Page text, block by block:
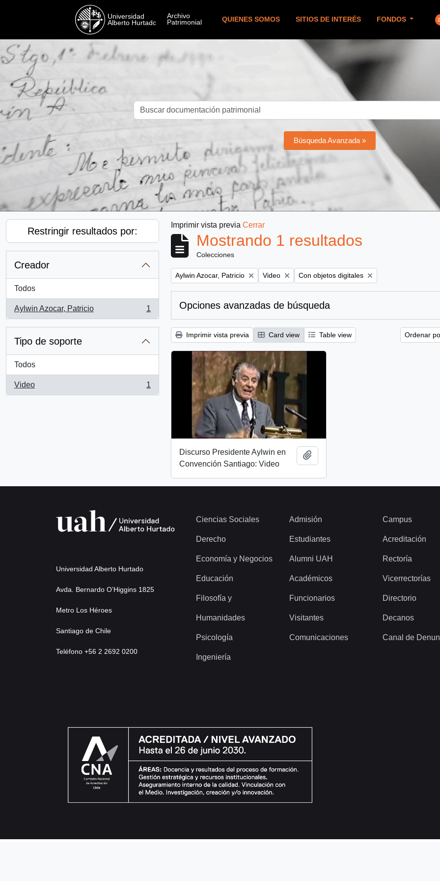
QUIENES SOMOS SITIOS DE INTERÉS FONDOS
Búsqueda Avanzada »
Restringir resultados por:
Creador
Todos
Aylwin Azocar, Patricio
, 1 resultados
1
Tipo de soporte
Todos
Video
, 1 resultados
1
Imprimir vista previa Cerrar
Mostrando 1 resultados
Colecciones
Remove filter:
Aylwin Azocar, Patricio Remove filter:
Video Remove filter:
Con objetos digitales
Opciones avanzadas de búsqueda
Imprimir vista previa Card view Table view Ordenar
Discurso Presidente Aylwin en
Convención Santiago: Video
Universidad Alberto Hurtado
Avda. Bernardo O’Higgins 1825
Metro Los Héroes
Santiago de Chile
Teléfono +56 2 2692 0200
Ciencias Sociales
Derecho
Economía y Negocios
Educación
Filosofía y
Humanidades
Psicología
Ingeniería
Admisión
Estudiantes
Alumni UAH
Académicos
Funcionarios
Visitantes
Comunicaciones
Campus
Acreditación
Rectoría
Vicerrectorías
Directorio
Decanos
Canal de